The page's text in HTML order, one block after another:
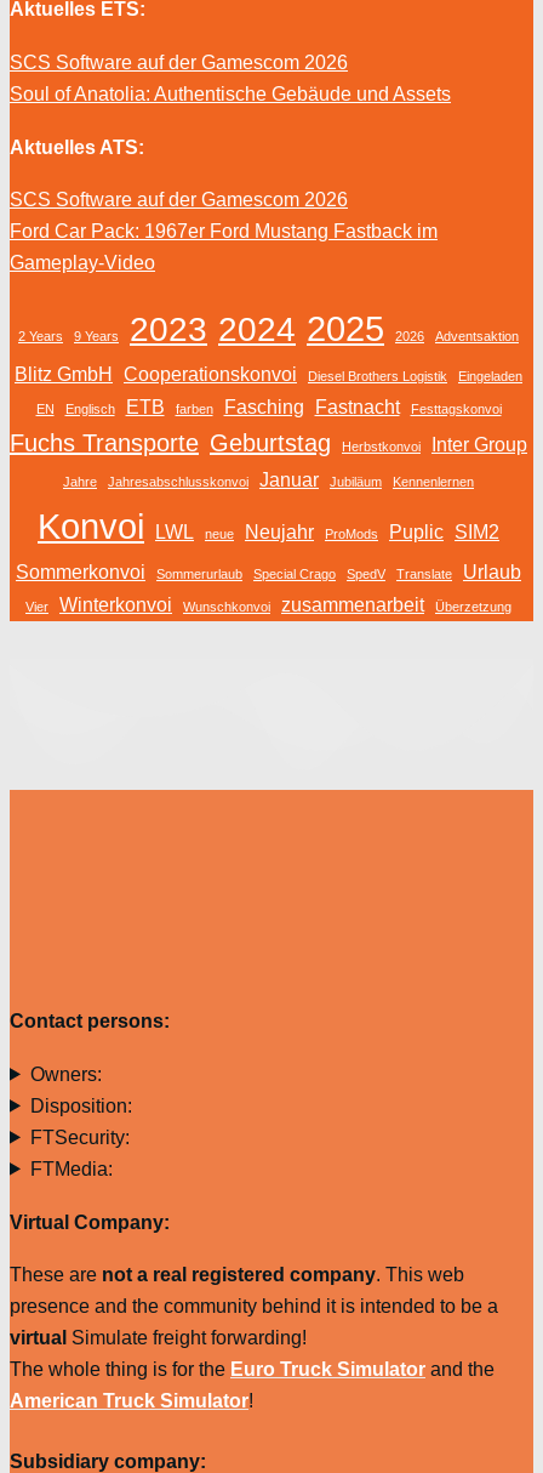
Aktuelles ETS:
SCS Software auf der Gamescom 2026
Soul of Anatolia: Authentische Gebäude und Assets
Aktuelles ATS:
SCS Software auf der Gamescom 2026
Ford Car Pack: 1967er Ford Mustang Fastback im
Gameplay-Video
2 Years 9 Years 2023 2024 2025 2026 Adventsaktion
Blitz GmbH Cooperationskonvoi Diesel Brothers Logistik Eingeladen
EN Englisch ETB farben Fasching Fastnacht Festtagskonvoi
Fuchs Transporte Geburtstag Herbstkonvoi Inter Group
Jahre Jahresabschlusskonvoi Januar Jubiläum Kennenlernen
Konvoi LWL neue Neujahr ProMods Puplic SIM2
Sommerkonvoi
Sommerurlaub Special Crago SpedV Translate Urlaub
Vier Winterkonvoi Wunschkonvoi zusammenarbeit Überzetzung
Contact persons:
Owners:
Disposition:
FTSecurity:
FTMedia:
Virtual Company:
These are not a real registered company. This web
presence and the community behind it is intended to be a
virtual Simulate freight forwarding!
The whole thing is for the Euro Truck Simulator and the
American Truck Simulator!
Subsidiary company: